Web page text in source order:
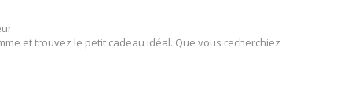
et trouvez le petit cadeau idéal. Que vous recherchiez